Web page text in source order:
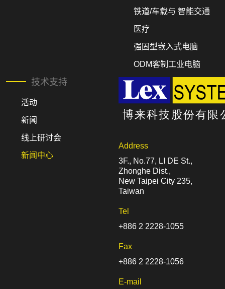
铁道/车载与 智能交通
医疗
强固型嵌入式电脑
ODM客制工业电脑
技术支持
活动
新闻
线上研讨会
新闻中心
Address
3F., No.77, LI DE St.,
Zhonghe Dist.,
New Taipei City 235,
Taiwan
Tel
+886 2 2228-1055
Fax
+886 2 2228-1056
E-mail